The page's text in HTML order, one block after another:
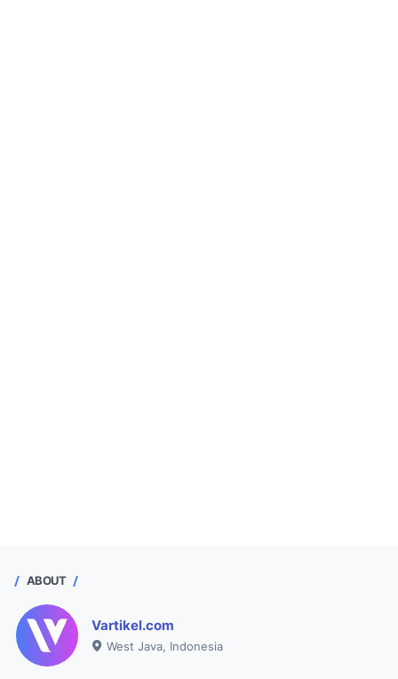
ABOUT
Vartikel.com
West Java, Indonesia